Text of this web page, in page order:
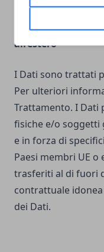
Luogo del
all’estero
I Dati sono trattati
Per ulteriori
Trattamento. I Dati
fisiche e/o soggetti
e in forza di
Paesi membri UE o
trasferiti al di fuori
contrattuale
dei Dati.